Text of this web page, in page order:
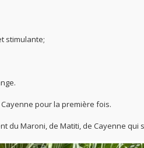
stimulante;
pour la première fois.
du Maroni, de Matiti, de Cayenne qui